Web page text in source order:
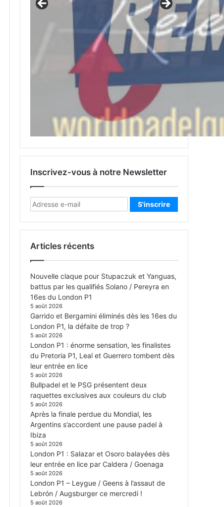
Inscrivez-vous à notre Newsletter
Articles récents
Nouvelle claque pour Stupaczuk et Yanguas,
battus par les qualifiés Solano / Pereyra en
16es du London P1
5 août 2026
Garrido et Bergamini éliminés dès les 16es du
London P1, la défaite de trop ?
5 août 2026
London P1 : énorme sensation, les finalistes
du Pretoria P1, Leal et Guerrero tombent dès
leur entrée en lice
5 août 2026
Bullpadel et le PSG présentent deux
raquettes exclusives aux couleurs du club
5 août 2026
Après la finale perdue du Mondial, les
Argentins s’accordent une pause padel à
Ibiza
5 août 2026
London P1 : Salazar et Osoro balayées dès
leur entrée en lice par Caldera / Goenaga
5 août 2026
London P1 – Leygue / Geens à l’assaut de
Lebrón / Augsburger ce mercredi !
5 août 2026